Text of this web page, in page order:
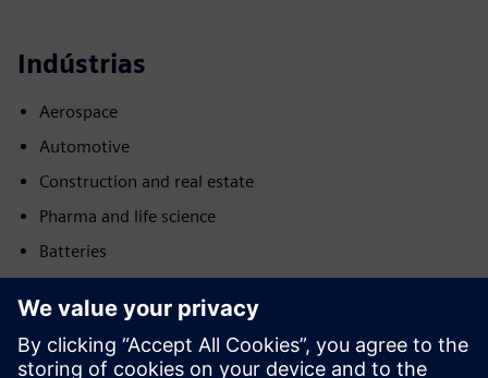
Indústrias
Aerospace
Automotive
Construction and real estate
Pharma and life science
Batteries
Movimento
Build